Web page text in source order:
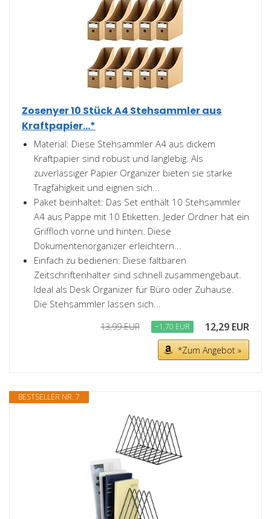
Zosenyer 10 Stück A4 Stehsammler aus
Kraftpapier...*
Material: Diese Stehsammler A4 aus dickem
Kraftpapier sind robust und langlebig. Als
zuverlässiger Papier Organizer bieten sie starke
Tragfähigkeit und eignen sich...
Paket beinhaltet: Das Set enthält 10 Stehsammler
A4 aus Pappe mit 10 Etiketten. Jeder Ordner hat ein
Griffloch vorne und hinten. Diese
Dokumentenorganizer erleichtern...
Einfach zu bedienen: Diese faltbaren
Zeitschriftenhalter sind schnell zusammengebaut.
Ideal als Desk Organizer für Büro oder Zuhause.
Die Stehsammler lassen sich...
13,99 EUR −1,70 EUR 12,29 EUR
*Zum Angebot »
BESTSELLER NR. 7